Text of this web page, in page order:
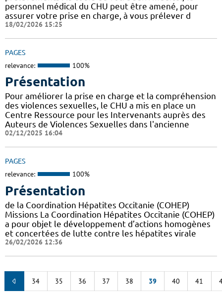
personnel médical du CHU peut être amené, pour
assurer votre prise en charge, à vous prélever d
18/02/2026 15:25
PAGES
relevance: 100%
Présentation
Pour améliorer la prise en charge et la compréhension
des violences sexuelles, le CHU a mis en place un
Centre Ressource pour les Intervenants auprès des
Auteurs de Violences Sexuelles dans l'ancienne
02/12/2025 16:04
PAGES
relevance: 100%
Présentation
de la Coordination Hépatites Occitanie (COHEP)
Missions La Coordination Hépatites Occitanie (COHEP)
a pour objet le développement d’actions homogènes
et concertées de lutte contre les hépatites virale
26/02/2026 12:36
34 35 36 37 38 39 40 41